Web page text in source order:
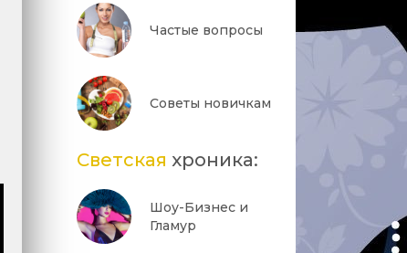
Частые вопросы
Советы новичкам
Светская хроника:
Шоу-Бизнес и
Гламур